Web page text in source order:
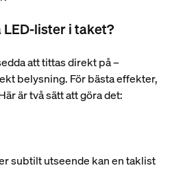
lister i taket?
att tittas direkt på –
belysning. För bästa effekter,
är två sätt att göra det:
subtilt utseende kan en taklist